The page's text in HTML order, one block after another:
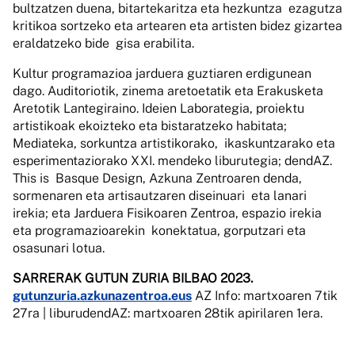
bultzatzen duena, bitartekaritza eta hezkuntza ezagutza
kritikoa sortzeko eta artearen eta artisten bidez gizartea
eraldatzeko bide gisa erabilita.
Kultur programazioa jarduera guztiaren erdigunean
dago. Auditoriotik, zinema aretoetatik eta Erakusketa
Aretotik Lantegiraino. Ideien Laborategia, proiektu
artistikoak ekoizteko eta bistaratzeko habitata;
Mediateka, sorkuntza artistikorako, ikaskuntzarako eta
esperimentaziorako XXI. mendeko liburutegia; dendAZ.
This is Basque Design, Azkuna Zentroaren denda,
sormenaren eta artisautzaren diseinuari eta lanari
irekia; eta Jarduera Fisikoaren Zentroa, espazio irekia
eta programazioarekin konektatua, gorputzari eta
osasunari lotua.
SARRERAK GUTUN ZURIA BILBAO 2023.
gutunzuria.azkunazentroa.eus AZ Info: martxoaren 7tik
27ra | liburudendAZ: martxoaren 28tik apirilaren 1era.